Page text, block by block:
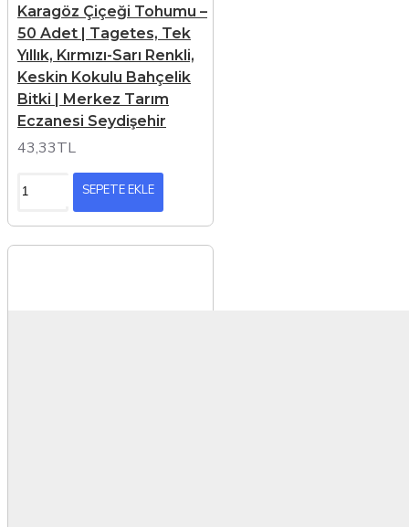
Karagöz Çiçeği Tohumu –
50 Adet | Tagetes, Tek
Yıllık, Kırmızı-Sarı Renkli,
Keskin Kokulu Bahçelik
Bitki | Merkez Tarım
Eczanesi Seydişehir
43,33TL
SEPETE EKLE